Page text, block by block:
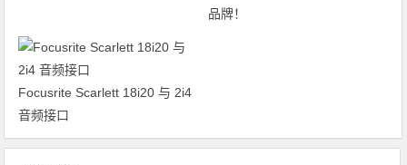
品牌！
Focusrite Scarlett 18i20 与 2i4
音频接口